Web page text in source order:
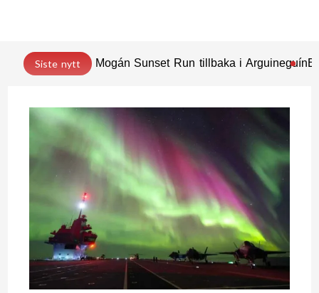
Siste nytt Mogán Sunset Run tillbaka i Arguineguín